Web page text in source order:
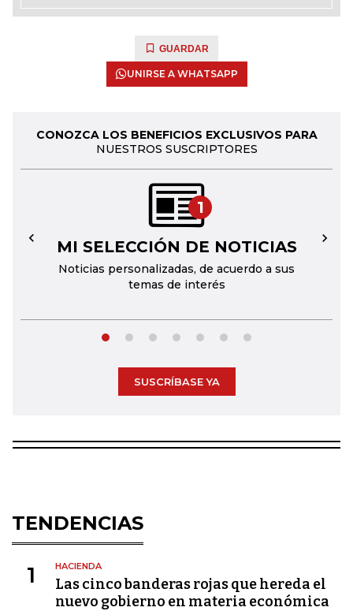
GUARDAR
UNIRSE A WHATSAPP
CONOZCA LOS BENEFICIOS EXCLUSIVOS PARA
NUESTROS SUSCRIPTORES
1
MI SELECCIÓN DE NOTICIAS
Noticias personalizadas, de acuerdo a sus
temas de interés
← →
SUSCRÍBASE YA
TENDENCIAS
1 HACIENDA
Las cinco banderas rojas que hereda el
nuevo gobierno en materia económica